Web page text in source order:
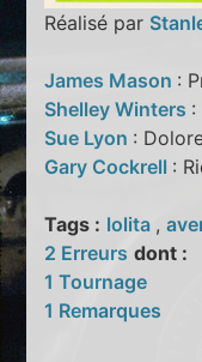
Réalisé par
James Mason :
Shelley Winters :
Sue Lyon :
Gary Cockrell :
Tags : lolita ,
2 Erreurs dont :
1 Tournage
1 Remarques